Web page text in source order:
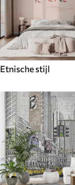
Etnische stijl